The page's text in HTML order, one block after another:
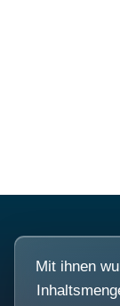
Mit ihnen